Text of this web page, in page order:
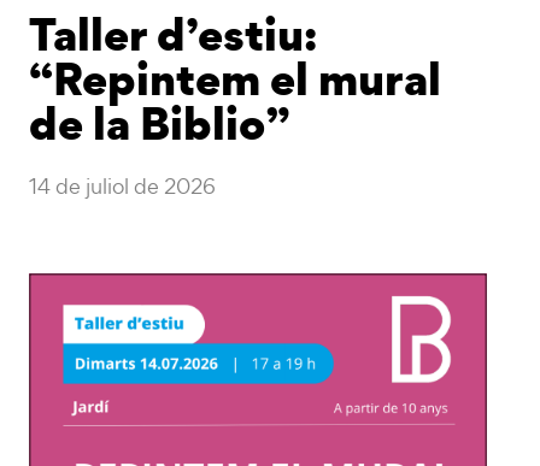
Taller d’estiu:
“Repintem el mural
de la Biblio”
14 de juliol de 2026